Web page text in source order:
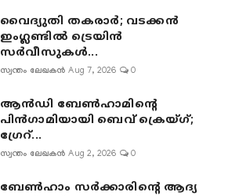
വൈദ്യുതി തകരാർ; വടക്കൻ
ഇംഗ്ലണ്ടിൽ ട്രെയിൻ
സർവീസുകൾ...
സ്വന്തം ലേഖകൻ Aug 7, 2026 0
ആൻഡി ബേൺഹാമിന്റെ
പിൻഗാമിയായി ബെവ് ക്രെയ്ഗ്;
ഗ്രേറ്...
സ്വന്തം ലേഖകൻ Aug 2, 2026 0
ബേൺഹാം സർക്കാരിന്റെ ആദ്യ